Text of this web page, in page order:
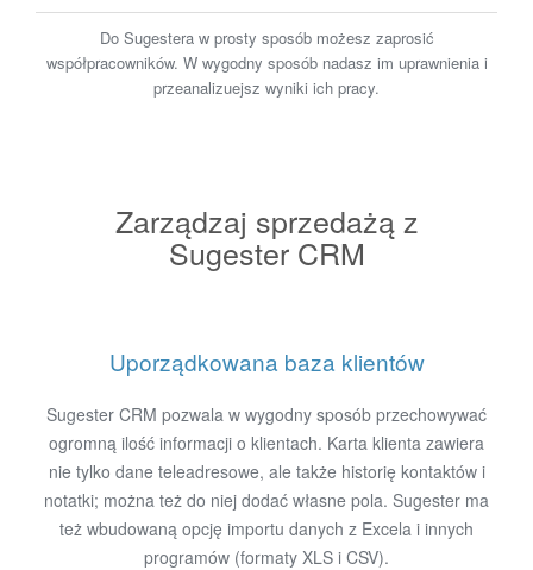
Do Sugestera w prosty sposób możesz zaprosić
współpracowników. W wygodny sposób nadasz im uprawnienia i
przeanalizuejsz wyniki ich pracy.
Zarządzaj sprzedażą z
Sugester CRM
Uporządkowana baza klientów
Sugester CRM pozwala w wygodny sposób przechowywać
ogromną ilość informacji o klientach. Karta klienta zawiera
nie tylko dane teleadresowe, ale także historię kontaktów i
notatki; można też do niej dodać własne pola. Sugester ma
też wbudowaną opcję importu danych z Excela i innych
programów (formaty XLS i CSV).